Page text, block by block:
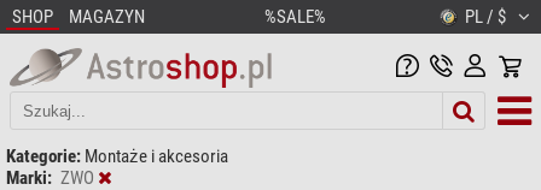
SHOP MAGAZYN %SALE% PL / $
Kategorie: Montaże i akcesoria
Marki: ZWO